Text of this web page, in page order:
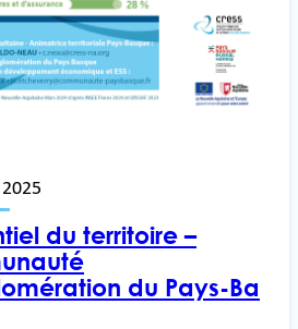
du territoire –
du Pays-Ba